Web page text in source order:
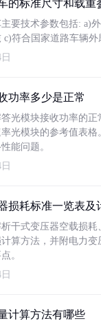
的标准尺寸和载重
要技术参数包括: a)
c)符合国家道路车辆
功率多少是正常
光模块接收功率的
光模块的参考值表
能问题。
损耗标准一览表及
干式变压器空载损耗
算方法，并附电力变
。
计算方法有哪些